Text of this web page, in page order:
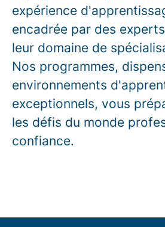
expérience
encadrée par des
leur domaine de
Nos programmes,
environnements
exceptionnels, vous
les défis du monde
confiance.